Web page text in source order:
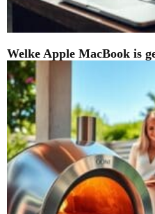
Welke Apple MacBook is